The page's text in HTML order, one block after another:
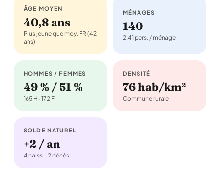
ÂGE MOYEN
40,8 ans
Plus jeune que moy. FR (42
ans)
MÉNAGES
140
2,41 pers. / ménage
HOMMES / FEMMES
49 % / 51 %
165 H · 172 F
DENSITÉ
76 hab/km²
Commune rurale
SOLDE NATUREL
+2 / an
4 naiss. · 2 décès